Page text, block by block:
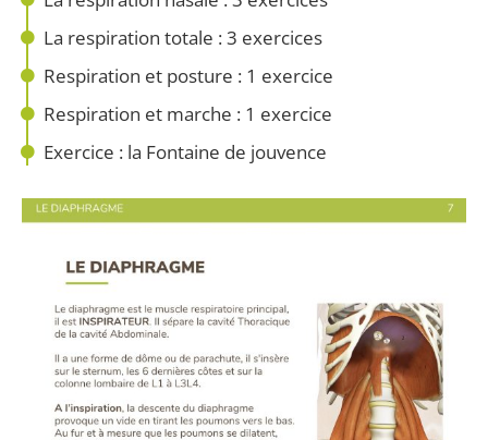
La respiration totale : 3 exercices
Respiration et posture : 1 exercice
Respiration et marche : 1 exercice
Exercice : la Fontaine de jouvence